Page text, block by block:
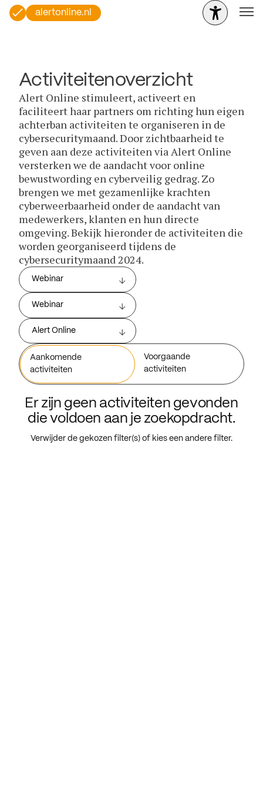
alertonline.nl
Activiteitenoverzicht
Alert Online stimuleert, activeert en
faciliteert haar partners om richting hun eigen
achterban activiteiten te organiseren in de
cybersecuritymaand. Door zichtbaarheid te
geven aan deze activiteiten via Alert Online
versterken we de aandacht voor online
bewustwording en cyberveilig gedrag. Zo
brengen we met gezamenlijke krachten
cyberweerbaarheid onder de aandacht van
medewerkers, klanten en hun directe
omgeving. Bekijk hieronder de activiteiten die
worden georganiseerd tijdens de
cybersecuritymaand 2024.
Webinar
Webinar
Alert Online
Aankomende
activiteiten
Voorgaande
activiteiten
Er zijn geen activiteiten gevonden
die voldoen aan je zoekopdracht.
Verwijder de gekozen filter(s) of kies een andere filter.